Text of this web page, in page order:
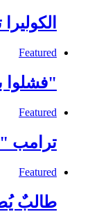
الكوليرا تتفشّى…
Featured
"فشلوا
Featured
ترامب
Featured
طالبٌ